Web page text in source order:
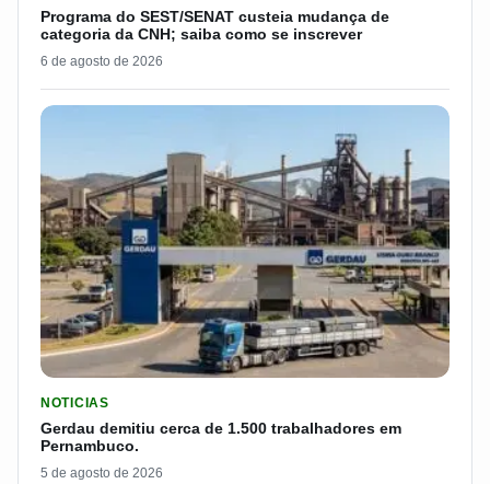
Programa do SEST/SENAT custeia mudança de
categoria da CNH; saiba como se inscrever
6 de agosto de 2026
NOTICIAS
Gerdau demitiu cerca de 1.500 trabalhadores em
Pernambuco.
5 de agosto de 2026